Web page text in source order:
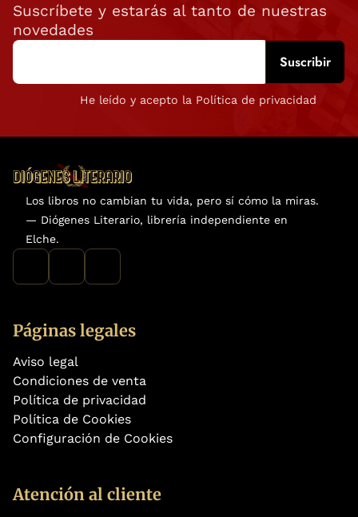
Suscríbete y estarás al tanto de nuestras
novedades
He leído y acepto la Política de privacidad
Los libros no cambian tu vida, pero sí cómo la miras.
— Diógenes Literario, librería independiente en
Elche.
Páginas legales
Aviso legal
Condiciones de venta
Política de privacidad
Política de Cookies
Configuración de Cookies
Atención al cliente